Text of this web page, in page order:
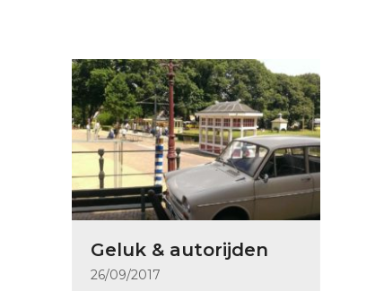
Geluk & autorijden
26/09/2017